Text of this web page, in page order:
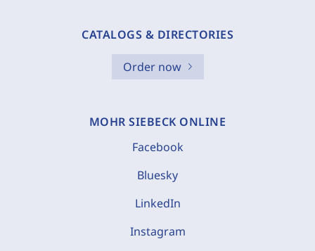
CATALOGS & DIRECTORIES
Order now
MOHR SIEBECK ONLINE
Facebook
Bluesky
LinkedIn
Instagram